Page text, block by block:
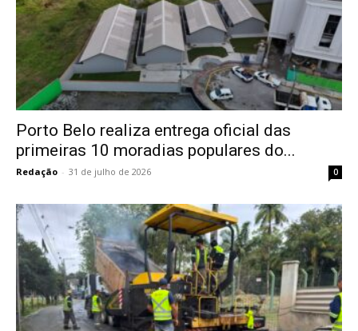
Porto Belo realiza entrega oficial das
primeiras 10 moradias populares do...
Redação - 31 de julho de 2026 0